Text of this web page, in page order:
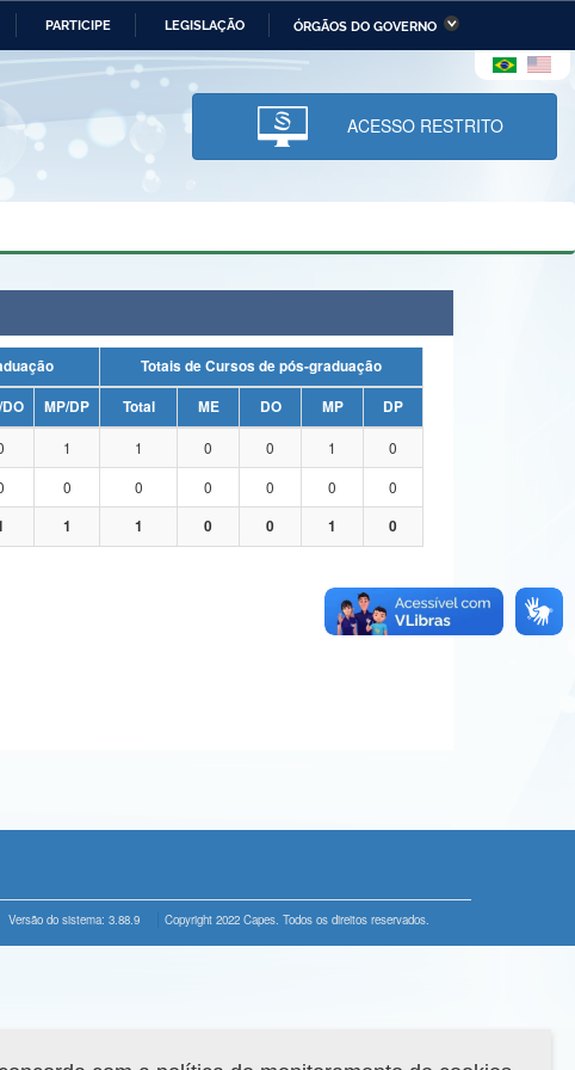
PARTICIPE LEGISLAÇÃO ÓRGÃOS DO GOVERNO
Ministério da Economia Ministério da Infraestrutura
Ministério da Ciência,
Tecnologia, Inovações e
Comunicações
e dos Direitos Humanos
Planalto
ACESSO RESTRITO
de pós-graduação
Totais de Cursos de pós-graduação
MP/DP Total ME DO MP
DP
1 1 0 0 1
0
0 0 0 0 0
0
1 1 0 0 1 0
Versão do sistema: 3.88.9 Copyright 2022 Capes. Todos os direitos reservados.